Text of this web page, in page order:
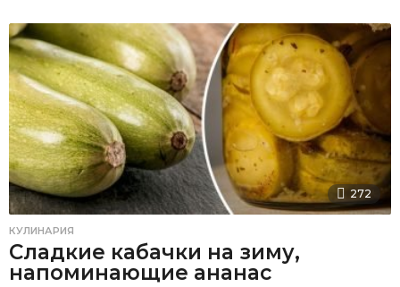
272
КУЛИНАРИЯ
Сладкие кабачки на зиму,
напоминающие ананас